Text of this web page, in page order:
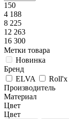
150
4 188
8 225
12 263
16 300
Метки товара
Новинка
Бренд
ELVA
Roll'x
Производитель
Материал
Цвет
Цвет